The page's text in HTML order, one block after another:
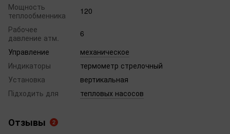
Мощность
теплообменника
120
Рабочее
давление атм.
6
Управление
механическое
Индикаторы
термометр стрелочный
Установка
вертикальная
Підходить для
тепловых насосов
Отзывы 2